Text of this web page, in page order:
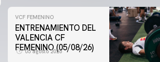
VCF FEMENINO
ENTRENAMIENTO DEL
VALENCIA CF
FEMENINO (05/08/26)
05 agosto 2026